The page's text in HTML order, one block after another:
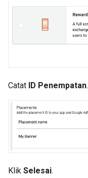
Catat ID Penempatan.
Klik Selesai.